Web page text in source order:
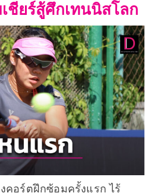
ชียร์สู้ศึกเทนนิสโลก
คอร์ตฝึกซ้อมครั้งแรก ไร้